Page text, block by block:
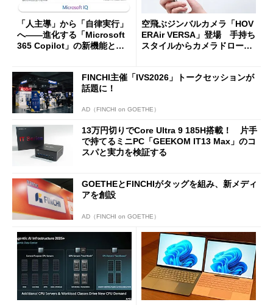
「人主導」から「自律実行」
へ――進化する「Microsoft
365 Copilot」の新機能とエ
空飛ぶジンバルカメラ「HOV
ERAir VERSA」登場 手持ち
スタイルからカメラドローン
FINCHI主催「IVS2026」トークセッションが
話題に！
AD（FINCHI on GOETHE）
13万円切りでCore Ultra 9 185H搭載！ 片手
で持てるミニPC「GEEKOM IT13 Max」のコ
スパと実力を検証する
GOETHEとFINCHIがタッグを組み、新メディ
アを創設
AD（FINCHI on GOETHE）